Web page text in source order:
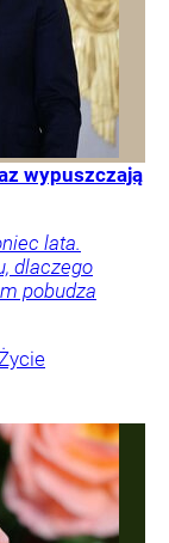
wypuszczają
lata.
dlaczego
pobudza
Życie